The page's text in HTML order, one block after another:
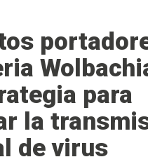
para
la
de virus